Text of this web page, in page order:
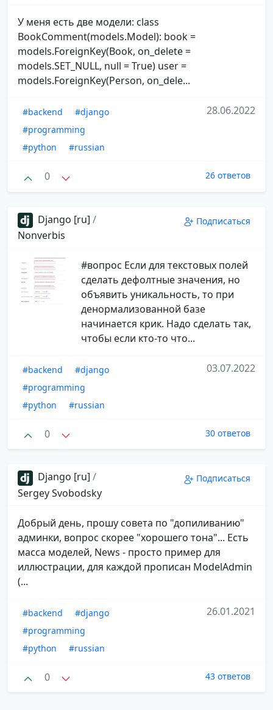
У меня есть две модели: class
BookComment(models.Model): book =
models.ForeignKey(Book, on_delete =
models.SET_NULL, null = True) user =
models.ForeignKey(Person, on_dele...
#backend
#django
#programming
#python
#russian
28.06.2022
0 26 ответов
Django [ru] /
Nonverbis
Подписаться
#вопрос Если для текстовых полей
сделать дефолтные значения, но
объявить уникальность, то при
денормализованной базе
начинается крик. Надо сделать так,
чтобы если кто-то что...
#backend
#django
#programming
#python
#russian
03.07.2022
0 30 ответов
Django [ru] /
Sergey Svobodsky
Подписаться
Добрый день, прошу совета по "допиливанию"
админки, вопрос скорее "хорошего тона"... Есть
масса моделей, News - просто пример для
иллюстрации, для каждой прописан ModelAdmin
(...
#backend
#django
#programming
#python
#russian
26.01.2021
0 43 ответов